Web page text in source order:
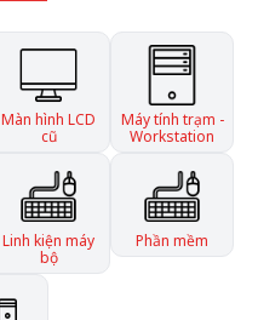
Màn hình LCD
cũ
Máy tính trạm -
Workstation
Linh kiện máy
bộ
Phần mềm